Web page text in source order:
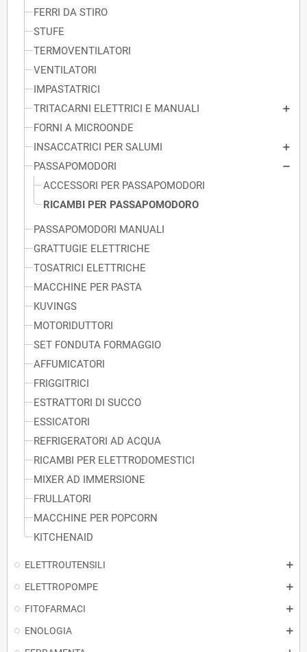
FERRI DA STIRO
STUFE
TERMOVENTILATORI
VENTILATORI
IMPASTATRICI
TRITACARNI ELETTRICI E MANUALI
FORNI A MICROONDE
INSACCATRICI PER SALUMI
PASSAPOMODORI
ACCESSORI PER PASSAPOMODORI
RICAMBI PER PASSAPOMODORO
PASSAPOMODORI MANUALI
GRATTUGIE ELETTRICHE
TOSATRICI ELETTRICHE
MACCHINE PER PASTA
KUVINGS
MOTORIDUTTORI
SET FONDUTA FORMAGGIO
AFFUMICATORI
FRIGGITRICI
ESTRATTORI DI SUCCO
ESSICATORI
REFRIGERATORI AD ACQUA
RICAMBI PER ELETTRODOMESTICI
MIXER AD IMMERSIONE
FRULLATORI
MACCHINE PER POPCORN
KITCHENAID
ELETTROUTENSILI
ELETTROPOMPE
FITOFARMACI
ENOLOGIA